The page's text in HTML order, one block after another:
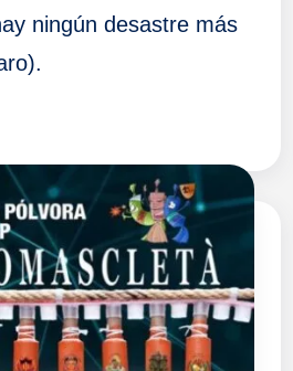
ningún desastre más